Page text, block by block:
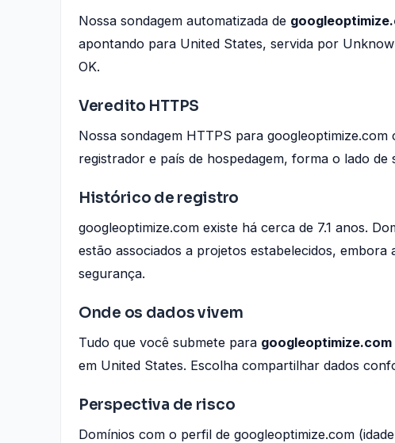
Nossa sondagem automatizada de
apontando para United States, servida por
OK.
Veredito HTTPS
Nossa sondagem HTTPS para
registrador e país de hospedagem, forma o lado de
Histórico de registro
googleoptimize.com existe há cerca de 7.1 anos.
estão associados a projetos estabelecidos, embora
segurança.
Onde os dados vivem
Tudo que você submete para googleoptimize.com
em United States. Escolha compartilhar dados
Perspectiva de risco
Domínios com o perfil de googleoptimize.com